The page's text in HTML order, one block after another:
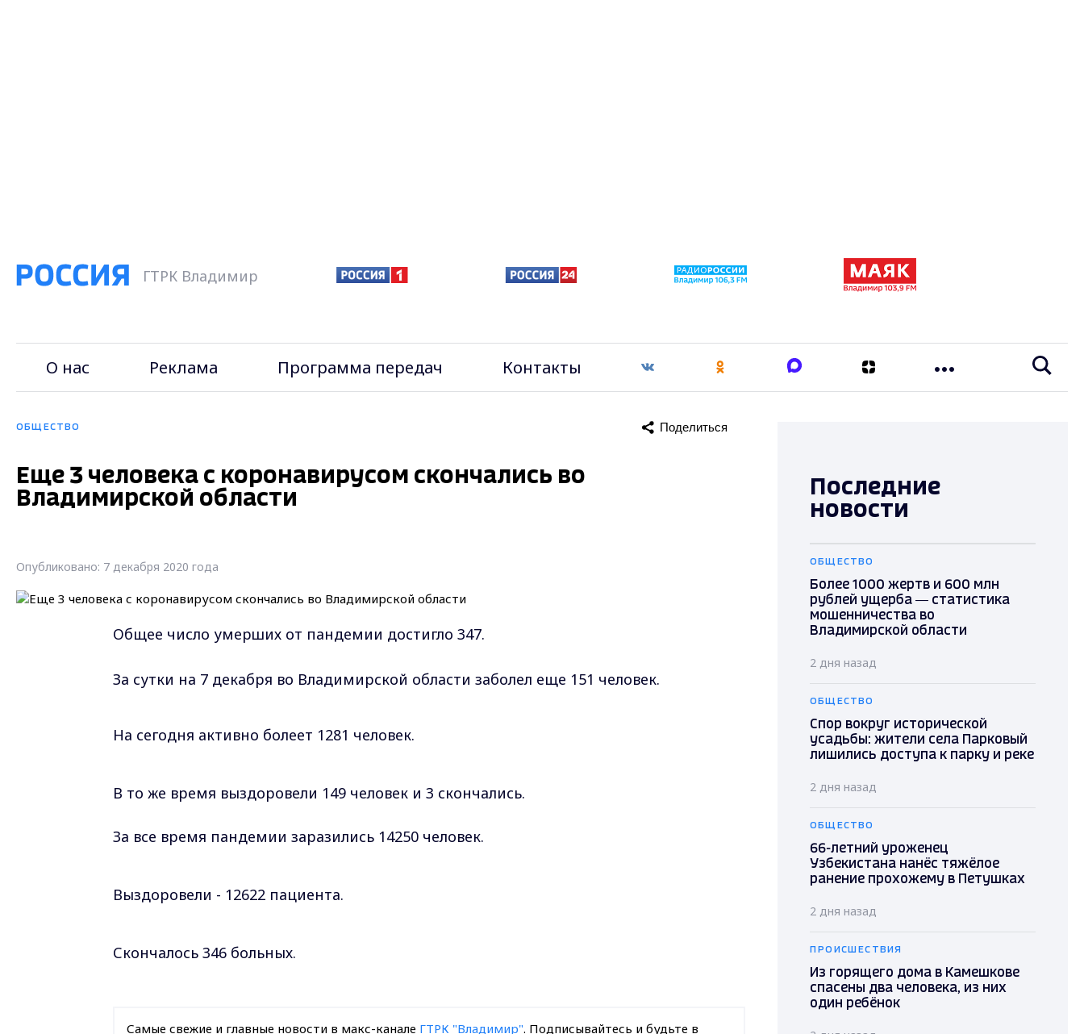
ГТРК Владимир
О нас Реклама Программа передач Контакты
ОБЩЕСТВО Поделиться
Еще 3 человека с коронавирусом скончались во
Владимирской области
Опубликовано: 7 декабря 2020 года
Общее число умерших от пандемии достигло 347.
За сутки на 7 декабря во Владимирской области заболел еще 151 человек.
На сегодня активно болеет 1281 человек.
В то же время выздоровели 149 человек и 3 скончались.
За все время пандемии заразились 14250 человек.
Выздоровели - 12622 пациента.
Скончалось 346 больных.
Самые свежие и главные новости в макс-канале ГТРК "Владимир". Подписывайтесь и будьте в
Последние
новости
ОБЩЕСТВО
Более 1000 жертв и 600 млн
рублей ущерба — статистика
мошенничества во
Владимирской области
2 дня назад
ОБЩЕСТВО
Спор вокруг исторической
усадьбы: жители села Парковый
лишились доступа к парку и реке
2 дня назад
ОБЩЕСТВО
66-летний уроженец
Узбекистана нанёс тяжёлое
ранение прохожему в Петушках
2 дня назад
ПРОИСШЕСТВИЯ
Из горящего дома в Камешкове
спасены два человека, из них
один ребёнок